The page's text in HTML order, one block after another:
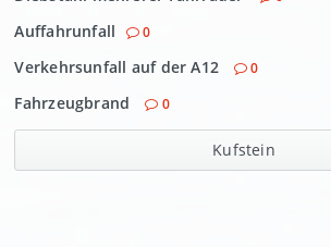
Auffahrunfall 0
Verkehrsunfall auf der A12 0
Fahrzeugbrand 0
Kufstein